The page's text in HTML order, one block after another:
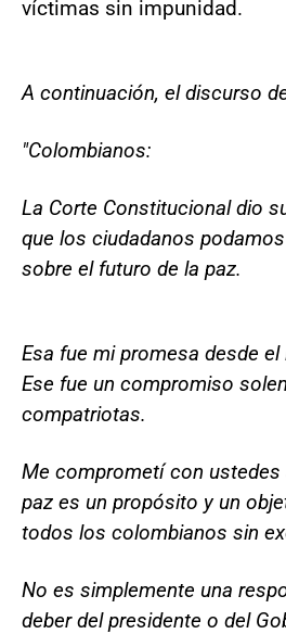
víctimas sin impunidad.
A continuación, el discurso
"Colombianos:
La Corte Constitucional dio
que los ciudadanos
sobre el futuro de la paz.
Esa fue mi promesa desde
Ese fue un compromiso
compatriotas.
Me comprometí con ustedes
paz es un propósito y un
todos los colombianos sin
No es simplemente una
deber del presidente o del